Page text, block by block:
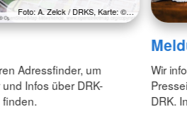
Foto: A. Zelck / DRKS, Karte: ©…
Adressfinder, um
Infos über DRK-
finden.
Wir
DRK.